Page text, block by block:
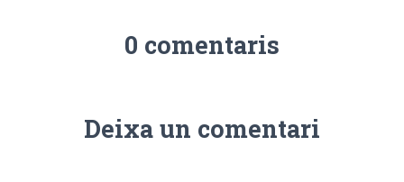
0 comentaris
Deixa un comentari